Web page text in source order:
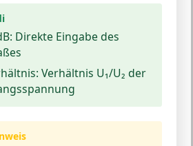
Direkte Eingabe des
Verhältnis U₁/U₂ der